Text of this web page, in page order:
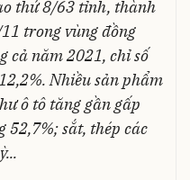
thứ 8/63 tỉnh, thành
trong vùng đồng
cả năm 2021, chỉ số
Nhiều sản phẩm
ô tô tăng gần gấp
52,7%; sắt, thép các